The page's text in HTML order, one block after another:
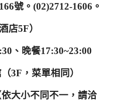
166號。 (02)2712-1606 。
店5F）
、晚餐17:30~23:00
3F ，菜單相同）
大小不同不一，請洽